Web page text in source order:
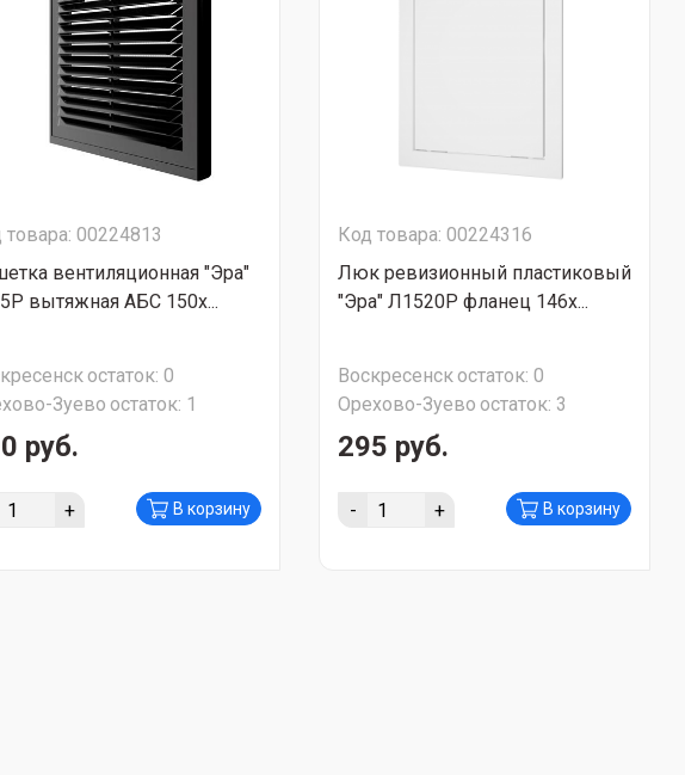
товара: 00224813
вентиляционная "Эра"
вытяжная АБС 150х...
остаток: 0
Зуево остаток: 1
руб.
+ В корзину
Код товара: 00224316
Люк ревизионный пластиковый
"Эра" Л1520Р фланец 146х...
Воскресенскостаток: 0
Орехово-Зуево остаток: 3
295 руб.
- + В корзину